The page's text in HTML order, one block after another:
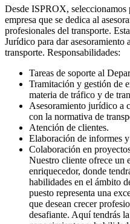
Desde ISPROX, seleccionamos
empresa que se dedica al
profesionales del transporte.
Jurídico para dar asesoramiento
transporte. Responsabilidades:
Tareas de soporte al
Tramitación y gestión de
materia de tráfico y de
Asesoramiento jurídico a
con la normativa de
Atención de clientes.
Elaboración de informes
Colaboración en
Nuestro cliente ofrece un
enriquecedor, donde
habilidades en el ámbito
puesto representa una
que desean crecer
desafiante. Aquí tendrás